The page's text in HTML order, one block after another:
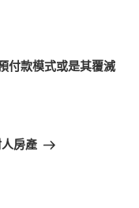
付款模式或是其覆滅
房產